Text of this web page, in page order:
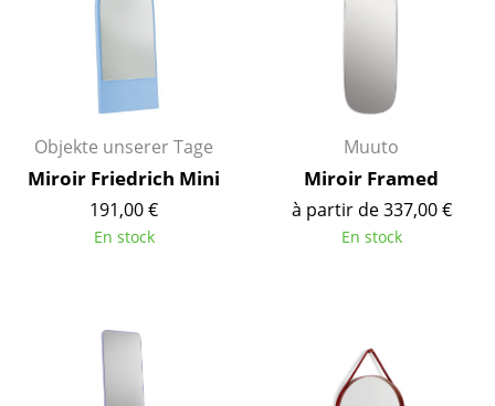
Chaises à bascule
Chaises de bureau
Chaises de conférence
Fauteuils de direction
Pièces détachées
... voir tous les sièges
Tables de repas
Tables d’appoint
Objekte unserer Tage
Miroir Friedrich Mini
191,00 €
En stock
Muuto
Miroir Framed
à partir de 337,00 €
En stock